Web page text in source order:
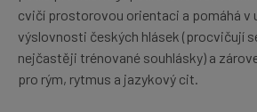
cvičí prostorovou orientaci a pomáhá v
výslovnosti českých hlásek (procvičují
nejčastěji trénované souhlásky) a
pro rým, rytmus a jazykový cit.